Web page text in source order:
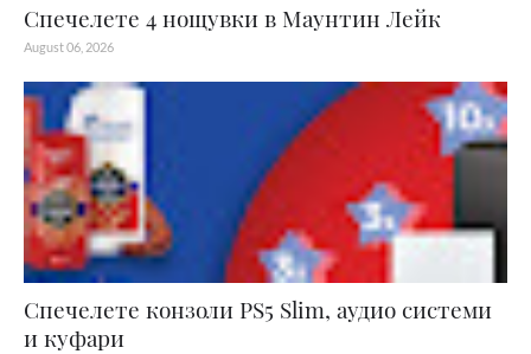
Спечелете 4 нощувки в Маунтин Лейк
August 06, 2026
Спечелете конзоли PS5 Slim, аудио системи
и куфари